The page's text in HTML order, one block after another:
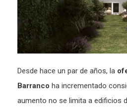
Desde hace un par de años, la
Barranco ha incrementado
aumento no se limita a edificios